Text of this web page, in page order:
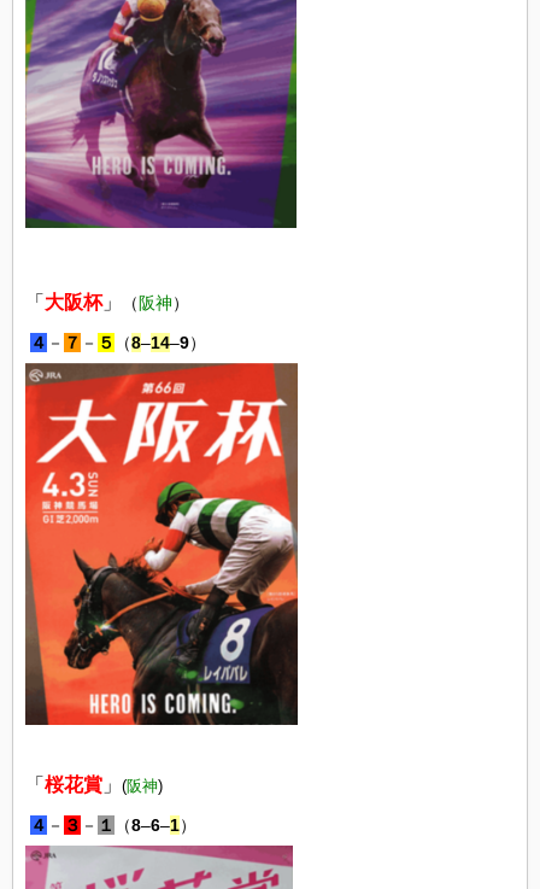
「 大阪杯」 （ 阪神）
４ － ７ － ５ （8–14–9）
「 桜花賞 」 (阪神)
４ － ３ － １ （8–6–1）